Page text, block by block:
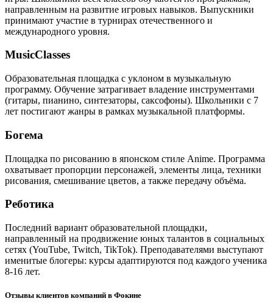
направленным на развитие игровых навыков. Выпускники
принимают участие в турнирах отечественного и
международного уровня.
MusicClasses
Образовательная площадка с уклоном в музыкальную
программу. Обучение затрагивает владение инструментами
(гитары, пианино, синтезаторы, саксофоны). Школьники с 7
лет постигают жанры в рамках музыкальной платформы.
Богема
Площадка по рисованию в японском стиле Anime. Программа
охватывает пропорции персонажей, элементы лица, техники
рисования, смешивание цветов, а также передачу объёма.
Реботика
Последний вариант образовательной площадки,
направленный на продвижение юных талантов в социальных
сетях (YouTube, Twitch, TikTok). Преподавателями выступают
именитые блогеры: курсы адаптируются под каждого ученика
8-16 лет.
Отзывы клиентов компаний в Фокине